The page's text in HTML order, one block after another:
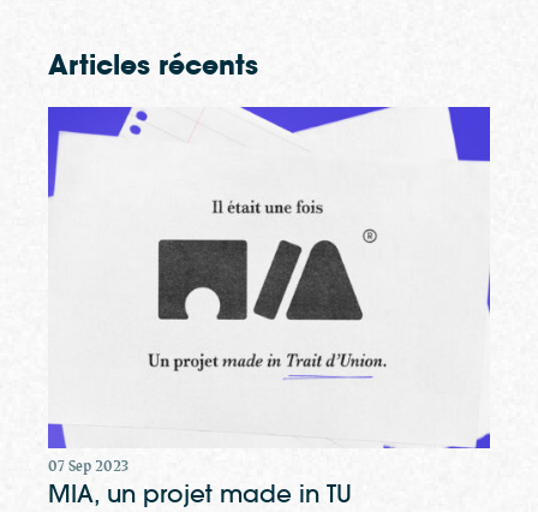
Articles récents
07 Sep 2023
MIA, un projet made in TU